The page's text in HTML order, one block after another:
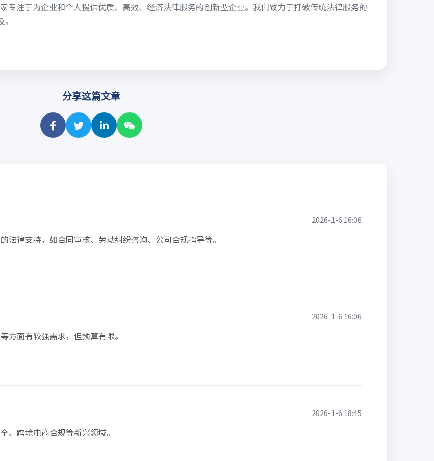
专注于为企业和个人提供优质、高效、经济法律服务的创新型企业。我们致力于打破传统法律服务的
分享这篇文章
2026-1-6 16:06
法律支持，如合同审核、劳动纠纷咨询、公司合规指导等。
2026-1-6 16:06
方面有较强需求，但预算有限。
2026-1-6 18:45
、跨境电商合规等新兴领域。